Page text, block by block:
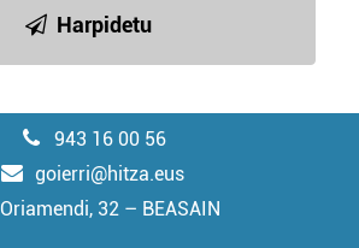
Harpidetu
943 16 00 56
goierri@hitza.eus
Oriamendi, 32 – BEASAIN